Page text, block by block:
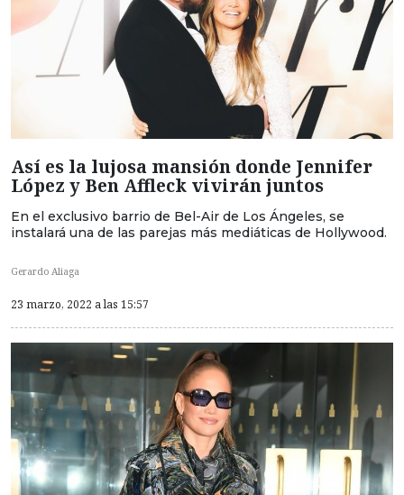
Así es la lujosa mansión donde Jennifer
López y Ben Affleck vivirán juntos
En el exclusivo barrio de Bel-Air de Los Ángeles, se
instalará una de las parejas más mediáticas de Hollywood.
Gerardo Aliaga
23 marzo, 2022 a las 15:57